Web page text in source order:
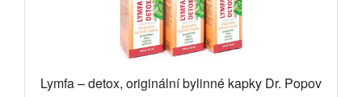
Lymfa – detox, originální bylinné kapky Dr. Popov